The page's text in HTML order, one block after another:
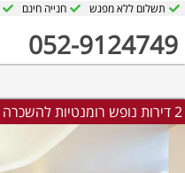
052-9124749
תשלום ללא מפגש חנייה חינם
2 דירות נופש רומנטיות להשכרה לפי שעות